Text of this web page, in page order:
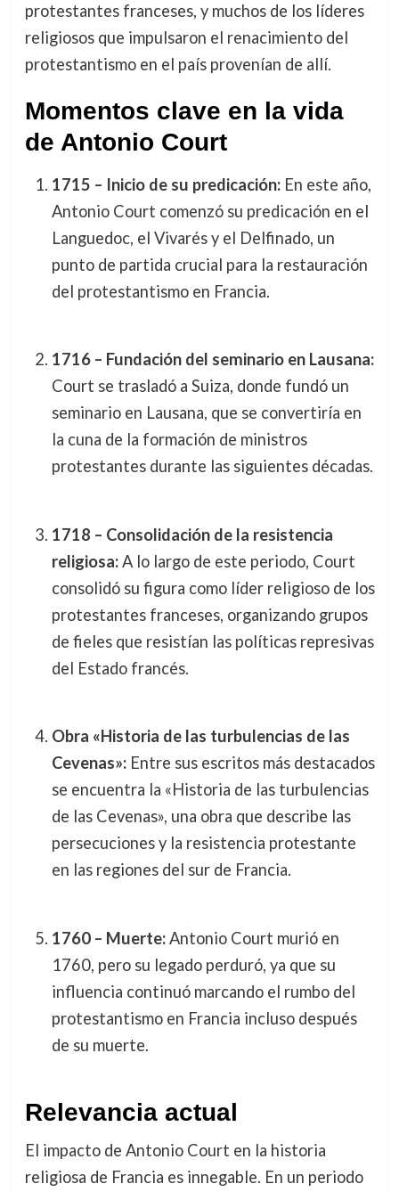
protestantes franceses, y muchos de los líderes
religiosos que impulsaron el renacimiento del
protestantismo en el país provenían de allí.
Momentos clave en la vida
de Antonio Court
1715 – Inicio de su predicación:En este año,
Antonio Court comenzó su predicación en el
Languedoc, el Vivarés y el Delfinado, un
punto de partida crucial para la restauración
del protestantismo en Francia.
1716 – Fundación del seminario en Lausana:
Court se trasladó a Suiza, donde fundó un
seminario en Lausana, que se convertiría en
la cuna de la formación de ministros
protestantes durante las siguientes décadas.
1718 – Consolidación de la resistencia
religiosa:A lo largo de este periodo, Court
consolidó su figura como líder religioso de los
protestantes franceses, organizando grupos
de fieles que resistían las políticas represivas
del Estado francés.
Obra «Historia de las turbulencias de las
Cevenas»:Entre sus escritos más destacados
se encuentra la «Historia de las turbulencias
de las Cevenas», una obra que describe las
persecuciones y la resistencia protestante
en las regiones del sur de Francia.
1760 – Muerte:Antonio Court murió en
1760, pero su legado perduró, ya que su
influencia continuó marcando el rumbo del
protestantismo en Francia incluso después
de su muerte.
Relevancia actual
El impacto de Antonio Court en la historia
religiosa de Francia es innegable. En un periodo